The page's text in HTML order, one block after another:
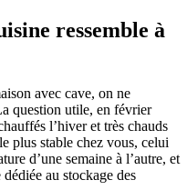
ressemble à
avec cave, on ne
question utile, en février
l’hiver et très chauds
plus stable chez vous, celui
d’une semaine à l’autre, et
au stockage des